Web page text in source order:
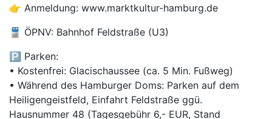
👉 Anmeldung: www.marktkultur-hamburg.de
🚆 ÖPNV: Bahnhof Feldstraße (U3)
🅿️ Parken:
• Kostenfrei: Glacischaussee (ca. 5 Min. Fußweg)
• Während des Hamburger Doms: Parken auf dem
Heiligengeistfeld, Einfahrt Feldstraße ggü.
Hausnummer 48 (Tagesgebühr 6,- EUR, Stand